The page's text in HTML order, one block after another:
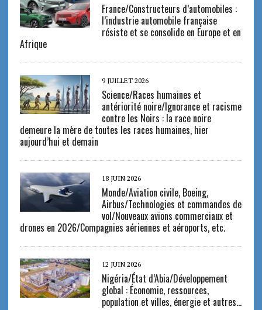
France/Constructeurs d’automobiles :
l’industrie automobile française
résiste et se consolide en Europe et en
Afrique
9 JUILLET 2026
Science/Races humaines et
antériorité noire/Ignorance et racisme
contre les Noirs : la race noire
demeure la mère de toutes les races humaines, hier
aujourd’hui et demain
18 JUIN 2026
Monde/Aviation civile, Boeing,
Airbus/Technologies et commandes de
vol/Nouveaux avions commerciaux et
drones en 2026/Compagnies aériennes et aéroports, etc.
12 JUIN 2026
Nigéria/État d’Abia/Développement
global : Économie, ressources,
population et villes, énergie et autres…